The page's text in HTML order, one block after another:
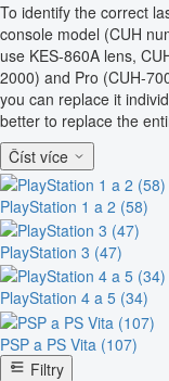
To identify the correct
console model (CUH
use KES-860A lens,
2000) and Pro (CUH-
you can replace it
better to replace the
Číst více
PlayStation 1 a 2 (58)
PlayStation 3 (47)
PlayStation 4 a 5 (34)
PSP a PS Vita (107)
Filtry